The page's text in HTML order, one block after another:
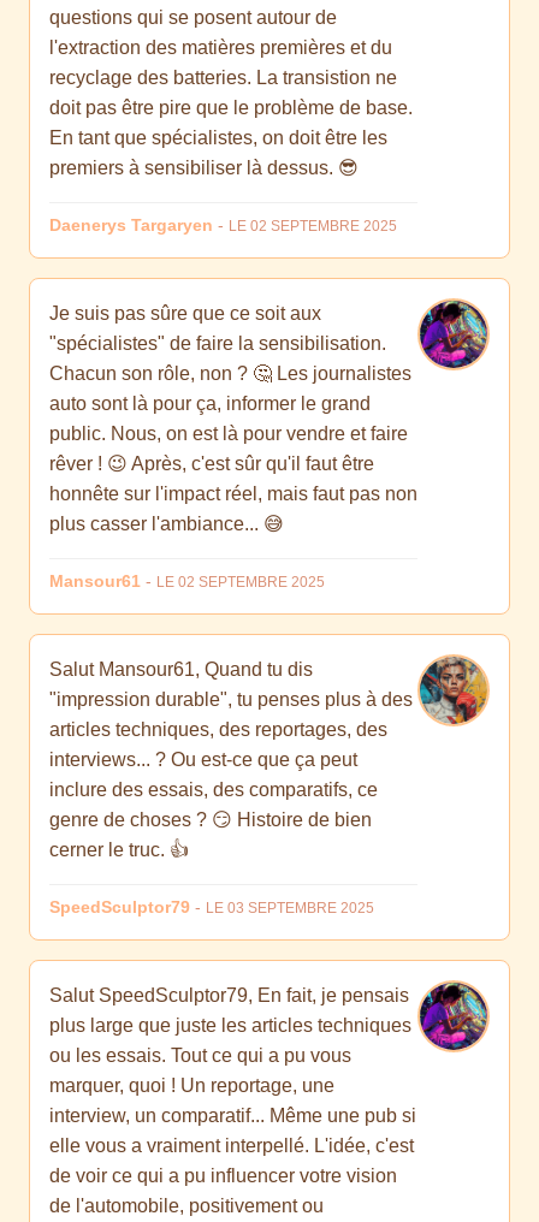
questions qui se posent autour de
l'extraction des matières premières et du
recyclage des batteries. La transistion ne
doit pas être pire que le problème de base.
En tant que spécialistes, on doit être les
premiers à sensibiliser là dessus. 😎
Daenerys Targaryen - LE 02 SEPTEMBRE 2025
Je suis pas sûre que ce soit aux
"spécialistes" de faire la sensibilisation.
Chacun son rôle, non ? 🤔 Les journalistes
auto sont là pour ça, informer le grand
public. Nous, on est là pour vendre et faire
rêver ! 😉 Après, c'est sûr qu'il faut être
honnête sur l'impact réel, mais faut pas non
plus casser l'ambiance... 😅
Mansour61 - LE 02 SEPTEMBRE 2025
Salut Mansour61, Quand tu dis
"impression durable", tu penses plus à des
articles techniques, des reportages, des
interviews... ? Ou est-ce que ça peut
inclure des essais, des comparatifs, ce
genre de choses ? 😏 Histoire de bien
cerner le truc. 👍
SpeedSculptor79 - LE 03 SEPTEMBRE 2025
Salut SpeedSculptor79, En fait, je pensais
plus large que juste les articles techniques
ou les essais. Tout ce qui a pu vous
marquer, quoi ! Un reportage, une
interview, un comparatif... Même une pub si
elle vous a vraiment interpellé. L'idée, c'est
de voir ce qui a pu influencer votre vision
de l'automobile, positivement ou